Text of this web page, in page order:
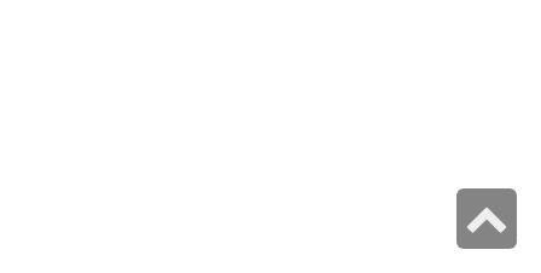
גלילה
לראש